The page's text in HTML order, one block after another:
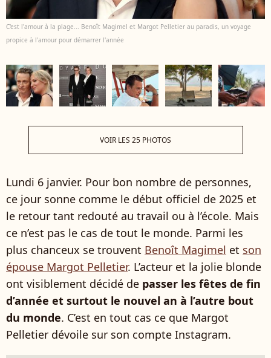
C'est l'amour à la plage... Benoît Magimel et Margot Pelletier au paradis, un voyage
propice à l'amour pour démarrer l'année
VOIR LES 25 PHOTOS
Lundi 6 janvier. Pour bon nombre de personnes,
ce jour sonne comme le début officiel de 2025 et
le retour tant redouté au travail ou à l’école. Mais
ce n’est pas le cas de tout le monde. Parmi les
plus chanceux se trouvent Benoît Magimel et son
épouse Margot Pelletier. L’acteur et la jolie blonde
ont visiblement décidé de passer les fêtes de fin
d’année et surtout le nouvel an à l’autre bout
du monde. C’est en tout cas ce que Margot
Pelletier dévoile sur son compte Instagram.